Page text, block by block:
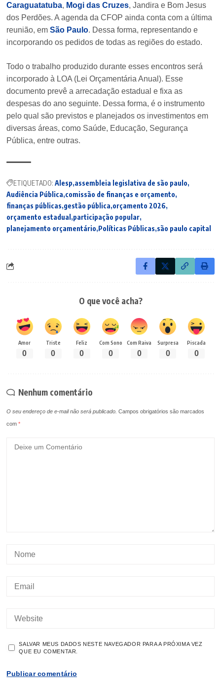
Caraguatatuba, Mogi das Cruzes, Jandira e Bom Jesus
dos Perdões. A agenda da CFOP ainda conta com a última
reunião, emSão Paulo. Dessa forma, representando e
incorporando os pedidos de todas as regiões do estado.
Todo o trabalho produzido durante esses encontros será
incorporado à LOA (Lei Orçamentária Anual). Esse
documento prevê a arrecadação estadual e fixa as
despesas do ano seguinte. Dessa forma, é o instrumento
pelo qual são previstos e planejados os investimentos em
diversas áreas, como Saúde, Educação, Segurança
Pública, entre outras.
ETIQUETADO: Alesp assembleia legislativa de são paulo
Audiência Pública comissão de finanças e orçamento
finanças públicas gestão pública orçamento 2026
orçamento estadual participação popular
planejamento orçamentário Políticas Públicas são paulo capital
O que você acha?
Amor
0
Triste
0
Feliz
0
Com Sono
0
Com Raiva
0
Surpresa
0
Piscada
0
Nenhum comentário
O seu endereço de e-mail não será publicado. Campos obrigatórios são marcados
com*
SALVAR MEUS DADOS NESTE NAVEGADOR PARA A PRÓXIMA VEZ
QUE EU COMENTAR.